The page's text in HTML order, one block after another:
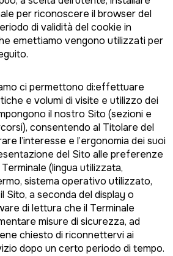
per riconoscere il browser del
di validità del cookie in
emettiamo vengono utilizzati per
ci permettono di:effettuare
e volumi di visite e utilizzo dei
il nostro Sito (sezioni e
consentendo al Titolare del
l’interesse e l’ergonomia dei suoi
del Sito alle preferenze
(lingua utilizzata,
sistema operativo utilizzato,
Sito, a seconda del display o
di lettura che il Terminale
misure di sicurezza, ad
chiesto di riconnettervi ai
dopo un certo periodo di tempo.